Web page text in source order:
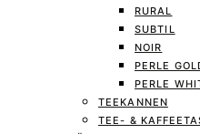
RURAL
SUBTIL
NOIR
PERLE
PERLE
TEEKANNEN
TEE- &